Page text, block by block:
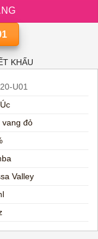
KHẤU
U01
vang đỏ
Valley